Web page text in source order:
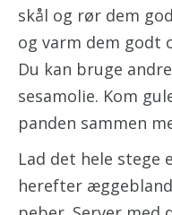
skål og rør dem
og varm dem godt
Du kan bruge
sesamolie. Kom
panden sammen
Lad det hele
herefter